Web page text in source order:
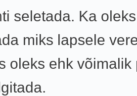
seletada. Ka
miks lapsele
oleks ehk võimalik